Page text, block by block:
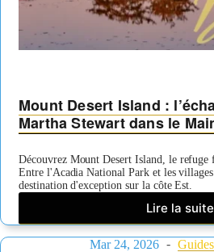
Mount Desert Island :
Martha Stewart dans le
Découvrez Mount Desert Island, le refuge
Entre l'Acadia National Park et les
destination d'exception sur la côte Est.
Lire la suite
Mount
Island
Mar 24, 2026